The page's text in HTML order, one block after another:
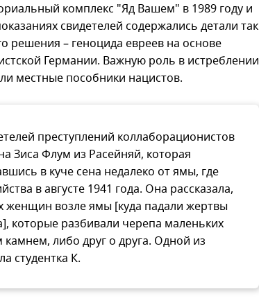
комплекс "Яд Вашем" в 1989 году и
свидетелей содержались детали так
решения – геноцида евреев на основе
Германии. Важную роль в истреблении
местные пособники нацистов.
преступлений коллаборационистов
Зиса Флум из Расейняй, которая
в куче сена недалеко от ямы, где
в августе 1941 года. Она рассказала,
женщин возле ямы [куда падали жертвы
которые разбивали черепа маленьких
либо друг о друга. Одной из
студентка К.